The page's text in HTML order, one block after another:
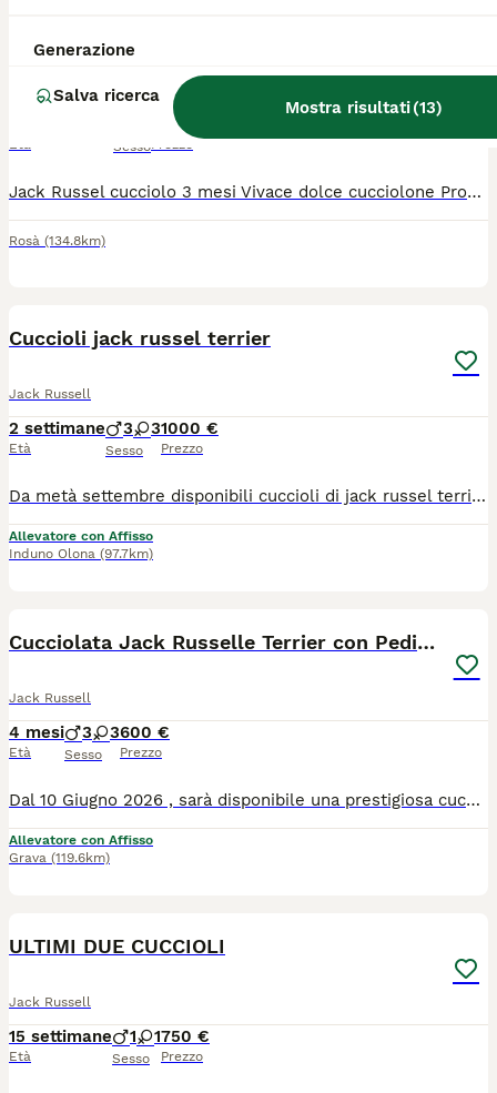
Generazione
Salva ricerca
Mostra risultati(13)
Jack Russell
Età Sesso
350 €
Prezzo
Jack Russel cucciolo 3 mesi Vivace dolce cucciolone Pronto per una avventura Prezzo sotto Primo vaccino fatto secondo tra un mese
Rosà (134.8km)
Cuccioli jack russel terrier
Jack Russell
2 settimane
Età
3 3
Sesso
1000 €
Prezzo
Da metà settembre disponibili cuccioli di jack russel terrier. Genitori visibili in allevamento si cedono con pedigree, libretto sanitario, vaccinazioni e sverminazioni
Allevatore con Affisso
Induno Olona (97.7km)
Cucciolata Jack Russelle Terrier con Pedigree
Jack Russell
4 mesi
Età
3 3
Sesso
600 €
Prezzo
Dal 10 Giugno 2026 , sarà disponibile una prestigiosa cucciolata con Pedigree. I cuccioli saranno consegnati, con 2 vaccinazioni, libretto sanitario, microchip controllo veterinario, trattamento antiparassitario, saranno sverminati e prevenzione filaria. Per qualsiasi altra informazione contattateci, non esitate a prenotare un appuntamento per vedere la cucciolata e i genitori, cosa che vi consiglio, senza impegno.
Allevatore con Affisso
Grava (119.6km)
ULTIMI DUE CUCCIOLI
Jack Russell
15 settimane
Età
1 1
Sesso
750 €
Prezzo